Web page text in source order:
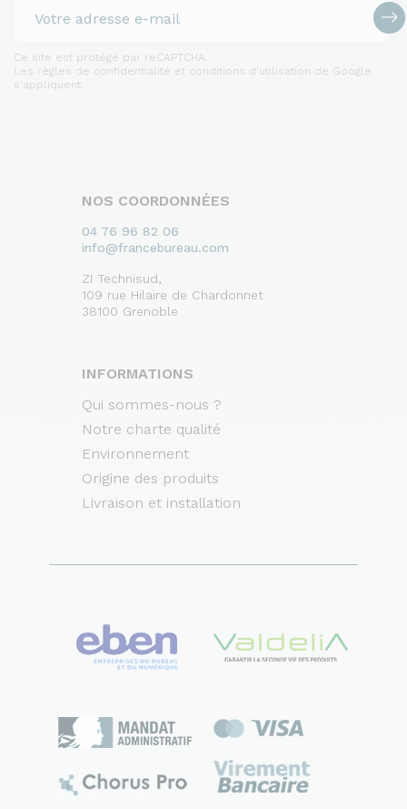
Ce site est protégé par reCAPTCHA.
Les règles de confidentialité et conditions d'utilisation de Google
s'appliquent.
NOS COORDONNÉES
04 76 96 82 06
info@francebureau.com
ZI Technisud,
109 rue Hilaire de Chardonnet
38100 Grenoble
INFORMATIONS
Qui sommes-nous ?
Notre charte qualité
Environnement
Origine des produits
Livraison et installation